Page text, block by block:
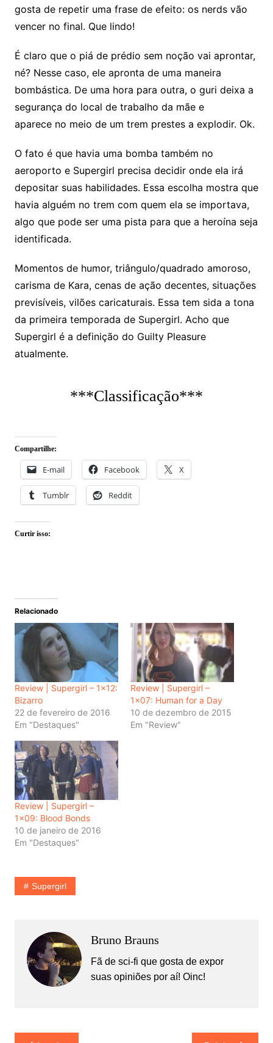
gosta de repetir uma frase de efeito: os nerds vão
vencer no final. Que lindo!
É claro que o piá de prédio sem noção vai aprontar,
né? Nesse caso, ele apronta de uma maneira
bombástica. De uma hora para outra, o guri deixa a
segurança do local de trabalho da mãe e
aparece no meio de um trem prestes a explodir. Ok.
O fato é que havia uma bomba também no
aeroporto e Supergirl precisa decidir onde ela irá
depositar suas habilidades. Essa escolha mostra que
havia alguém no trem com quem ela se importava,
algo que pode ser uma pista para que a heroína seja
identificada.
Momentos de humor, triângulo/quadrado amoroso,
carisma de Kara, cenas de ação decentes, situações
previsíveis, vilões caricaturais. Essa tem sida a tona
da primeira temporada de Supergirl. Acho que
Supergirl é a definição do Guilty Pleasure
atualmente.
***Classificação***
Compartilhe:
E-mail Facebook X
Tumblr Reddit
Curtir isso:
Relacionado
Review | Supergirl – 1×12:
Bizarro
22 de fevereiro de 2016
Em "Destaques"
Review | Supergirl –
1×07: Human for a Day
10 de dezembro de 2015
Em "Review"
Review | Supergirl –
1×09: Blood Bonds
10 de janeiro de 2016
Em "Destaques"
Supergirl
Bruno Brauns
Fã de sci-fi que gosta de expor
suas opiniões por aí! Oinc!